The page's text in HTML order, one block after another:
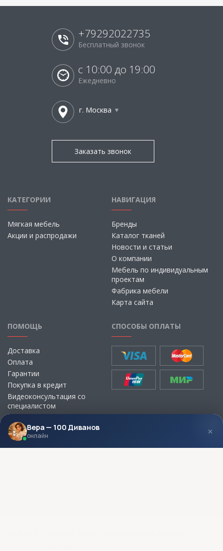
+79292022735
Бесплатный звонок
с 10:00 до 19:00
Ежедневно
г. Москва
Заказать звонок
КАТЕГОРИИ
Мягкая мебель
Акции и распродажи
НАВИГАЦИЯ
Бренды
Каталог тканей
Новости и статьи
О компании
Мебель по индивидуальным
проектам
Фабрика мебели
Карта сайта
ПОМОЩЬ
Доставка
Оплата
Гарантии
Покупка в кредит
Видеоконсультация со
специалистом
Выбор ткани для мебели без
визита в магазин
СПОСОБЫ ОПЛАТЫ
МЫ В СОЦСЕТЯХ КОНТАКТЫ
Вера — 100 Диванов
онлайн ×